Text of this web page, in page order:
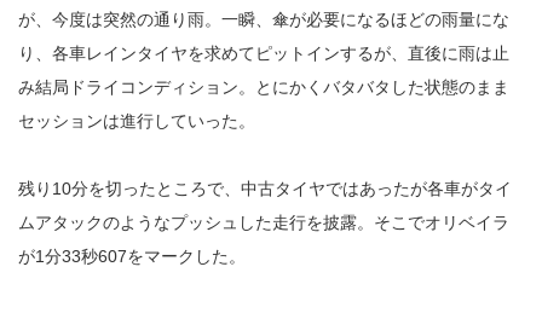
が、今度は突然の通り雨。一瞬、傘が必要になるほどの雨量にな
り、各車レインタイヤを求めてピットインするが、直後に雨は止
み結局ドライコンディション。とにかくバタバタした状態のまま
セッションは進行していった。
残り10分を切ったところで、中古タイヤではあったが各車がタイ
ムアタックのようなプッシュした走行を披露。そこでオリベイラ
が1分33秒607をマークした。